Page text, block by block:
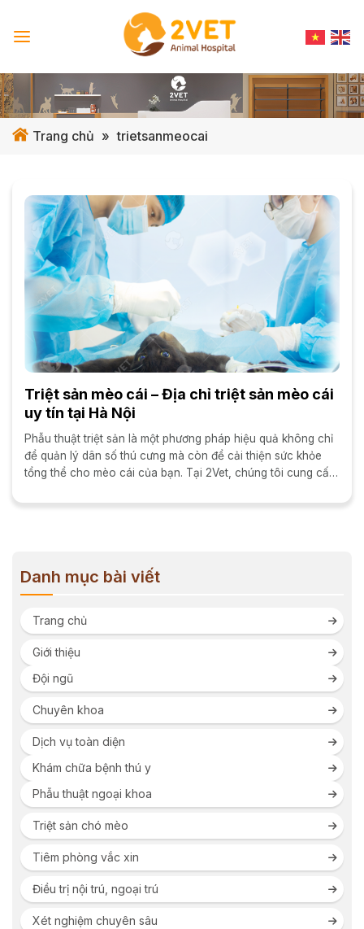
Trang chủ » trietsanmeocai
Triệt sản mèo cái – Địa chỉ triệt sản mèo cái
uy tín tại Hà Nội
Phẫu thuật triệt sản là một phương pháp hiệu quả không chỉ
để quản lý dân số thú cưng mà còn để cải thiện sức khỏe
tổng thể cho mèo cái của bạn. Tại 2Vet, chúng tôi cung cấp
Danh mục bài viết
Trang chủ
Giới thiệu
Đội ngũ
Chuyên khoa
Dịch vụ toàn diện
Khám chữa bệnh thú y
Phẫu thuật ngoại khoa
Triệt sản chó mèo
Tiêm phòng vắc xin
Điều trị nội trú, ngoại trú
Xét nghiệm chuyên sâu